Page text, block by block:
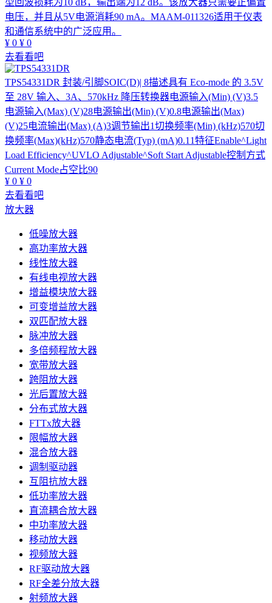
型回波损耗为10 dB，输出端为12 dB。该放大器只需要正偏置
电压，并且从5V电源消耗90 mA。MAAM-011326适用于仪表
和通信系统中的广泛应用。
¥ 0 ¥ 0
去看看吧
TPS54331DR 封装/引脚SOIC(D)| 8描述具有 Eco-mode 的 3.5V
至 28V 输入、3A、570kHz 降压转换器电源输入(Min) (V)3.5
电源输入(Max) (V)28电源输出(Min) (V)0.8电源输出(Max)
(V)25电流输出(Max) (A)3调节输出1切换频率(Min) (kHz)570切
换频率(Max)(kHz)570静态电流(Typ) (mA)0.11特征Enable^Light
Load Efficiency^UVLO Adjustable^Soft Start Adjustable控制方式
Current Mode占空比90
¥ 0 ¥ 0
去看看吧
放大器
低噪放大器
高功率放大器
线性放大器
有线电视放大器
增益模块放大器
可变增益放大器
双匹配放大器
脉冲放大器
多倍频程放大器
宽带放大器
跨阻放大器
光后置放大器
分布式放大器
FTTx放大器
限幅放大器
混合放大器
调制驱动器
互阻抗放大器
低功率放大器
直流耦合放大器
中功率放大器
移动放大器
视频放大器
RF驱动放大器
RF全差分放大器
射频放大器